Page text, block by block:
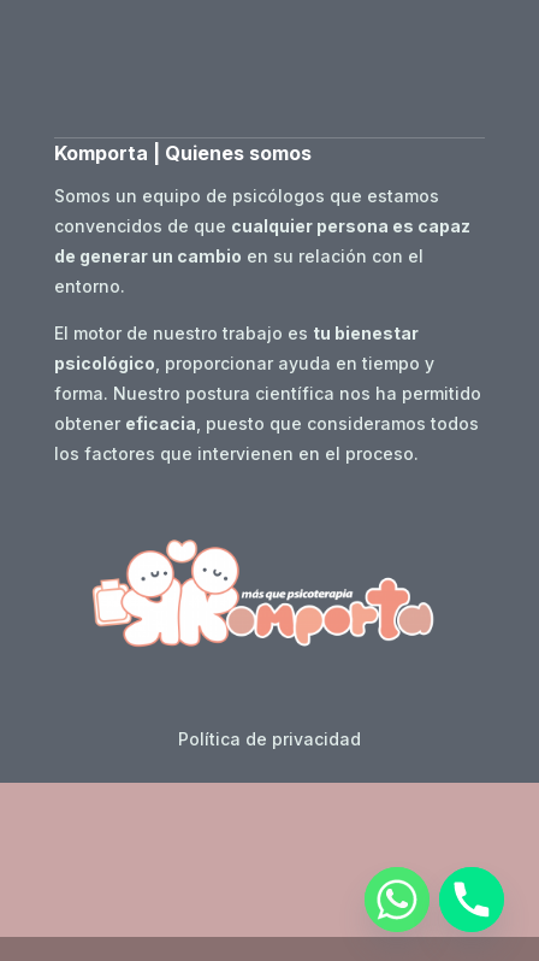
Komporta | Quienes somos
Somos un equipo de psicólogos que estamos
convencidos de que cualquier persona es capaz
de generar un cambio en su relación con el
entorno.
El motor de nuestro trabajo es tu bienestar
psicológico , proporcionar ayuda en tiempo y
forma. Nuestro postura científica nos ha permitido
obtener eficacia , puesto que consideramos todos
los factores que intervienen en el proceso.
Política de privacidad